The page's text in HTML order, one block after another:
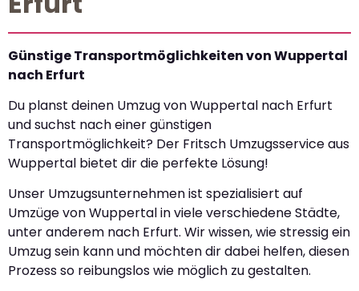
Günstige Transportmöglichkeiten von Wuppertal
nach Erfurt
Du planst deinen Umzug von Wuppertal nach Erfurt
und suchst nach einer günstigen
Transportmöglichkeit? Der Fritsch Umzugsservice aus
Wuppertal bietet dir die perfekte Lösung!
Unser Umzugsunternehmen ist spezialisiert auf
Umzüge von Wuppertal in viele verschiedene Städte,
unter anderem nach Erfurt. Wir wissen, wie stressig ein
Umzug sein kann und möchten dir dabei helfen, diesen
Prozess so reibungslos wie möglich zu gestalten.